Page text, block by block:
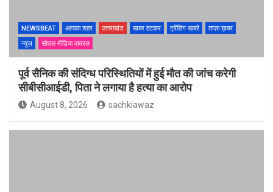
NEWSBEAT आपका शहर उत्तराखंड खबर हटकर ट्रेंडिंग खबरें
ताज़ा ख़बर
न्यूज़
सोशल मीडिया वायरल
पूर्व सैनिक की संदिग्ध परिस्थितियों में हुई मौत की जांच करेगी
सीबीसीआईडी, पिता ने लगाया है हत्या का आरोप
August 8, 2026 sachkiawaz